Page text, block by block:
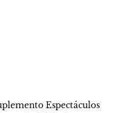
Espectáculos